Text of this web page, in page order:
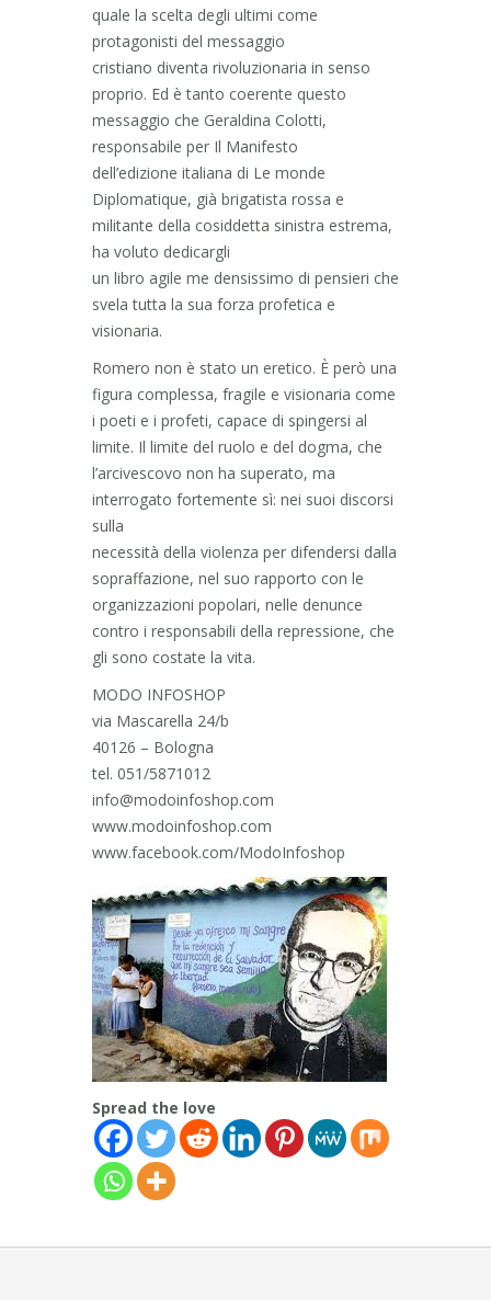
quale la scelta degli ultimi come
protagonisti del messaggio
cristiano diventa rivoluzionaria in senso
proprio. Ed è tanto coerente questo
messaggio che Geraldina Colotti,
responsabile per Il Manifesto
dell’edizione italiana di Le monde
Diplomatique, già brigatista rossa e
militante della cosiddetta sinistra estrema,
ha voluto dedicargli
un libro agile me densissimo di pensieri che
svela tutta la sua forza profetica e
visionaria.
Romero non è stato un eretico. È però una
figura complessa, fragile e visionaria come
i poeti e i profeti, capace di spingersi al
limite. Il limite del ruolo e del dogma, che
l’arcivescovo non ha superato, ma
interrogato fortemente sì: nei suoi discorsi
sulla
necessità della violenza per difendersi dalla
sopraffazione, nel suo rapporto con le
organizzazioni popolari, nelle denunce
contro i responsabili della repressione, che
gli sono costate la vita.
MODO INFOSHOP
via Mascarella 24/b
40126 – Bologna
tel. 051/5871012
info@modoinfoshop.com
www.modoinfoshop.com
www.facebook.com/ModoInfoshop
Spread the love